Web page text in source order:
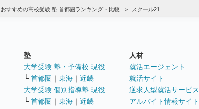
おすすめの高校受験 塾 首都圏ランキング・比較 スクール21
塾
大学受験 塾・予備校 現役
└ 首都圏 ｜ 東海 ｜ 近畿
大学受験 個別指導塾 現役
└ 首都圏 ｜ 東海 ｜ 近畿
人材
就活エージェント
就活サイト
逆求人型就活サービス
アルバイト情報サイト